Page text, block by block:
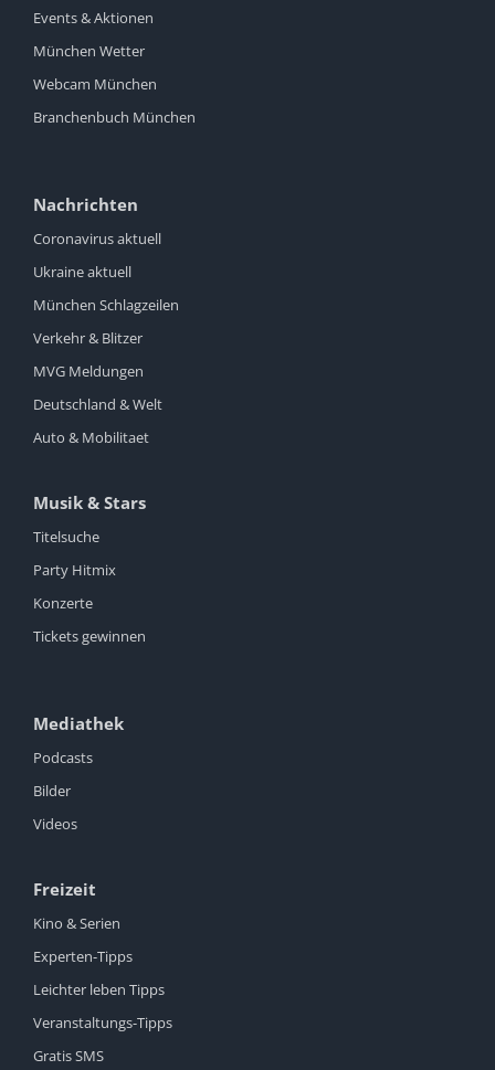
Events & Aktionen
München Wetter
Webcam München
Branchenbuch München
Nachrichten
Coronavirus aktuell
Ukraine aktuell
München Schlagzeilen
Verkehr & Blitzer
MVG Meldungen
Deutschland & Welt
Auto & Mobilitaet
Musik & Stars
Titelsuche
Party Hitmix
Konzerte
Tickets gewinnen
Mediathek
Podcasts
Bilder
Videos
Freizeit
Kino & Serien
Experten-Tipps
Leichter leben Tipps
Veranstaltungs-Tipps
Gratis SMS